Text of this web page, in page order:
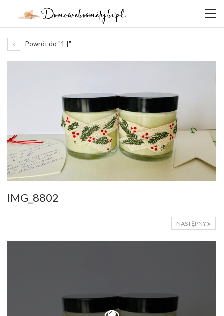
Powrót do "1 |"
IMG_8802
NASTĘPNY